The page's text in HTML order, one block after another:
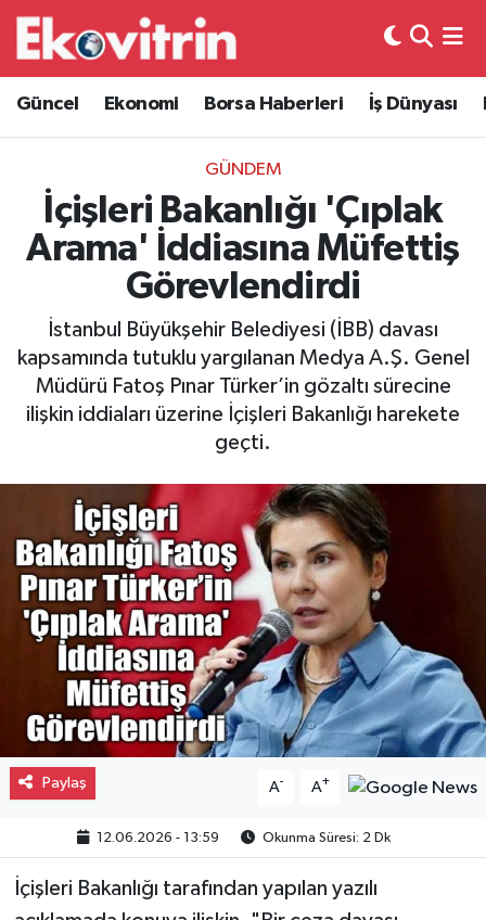
Güncel Ekonomi Borsa Haberleri İş Dünyası
GÜNDEM
İçişleri Bakanlığı 'Çıplak
Arama' İddiasına Müfettiş
Görevlendirdi
İstanbul Büyükşehir Belediyesi (İBB) davası
kapsamında tutuklu yargılanan Medya A.Ş. Genel
Müdürü Fatoş Pınar Türker’in gözaltı sürecine
ilişkin iddiaları üzerine İçişleri Bakanlığı harekete
geçti.
Paylaş A- A+
12.06.2026 - 13:59 Okunma Süresi: 2 Dk
İçişleri Bakanlığı tarafından yapılan yazılı
Güncel
Ekonomi
Borsa Haberleri
İş Dünyası
Otovitrin
Asayiş
Gayrimenkul
Spor
Eğitim
Hava Durumu
Trafik Durumu
Süper Lig Puan Durumu ve Fikstür
Tüm Manşetler
Son Dakika Haberleri
Haber Arşivi